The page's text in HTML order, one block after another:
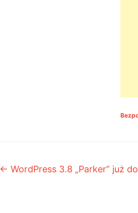
Post navigation
← WordPress 3.8 „Parker” już